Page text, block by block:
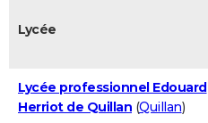
Lycée
Lycée professionnel Edouard
Herriot de Quillan (Quillan)